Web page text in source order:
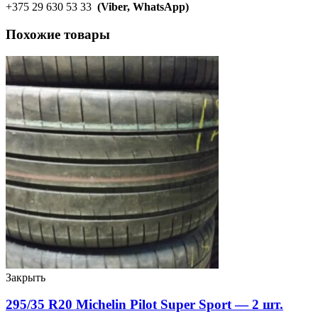
+375 29 630 53 33 (Viber, WhatsApp)
Похожие товары
Закрыть
295/35 R20 Michelin Pilot Super Sport — 2 шт.